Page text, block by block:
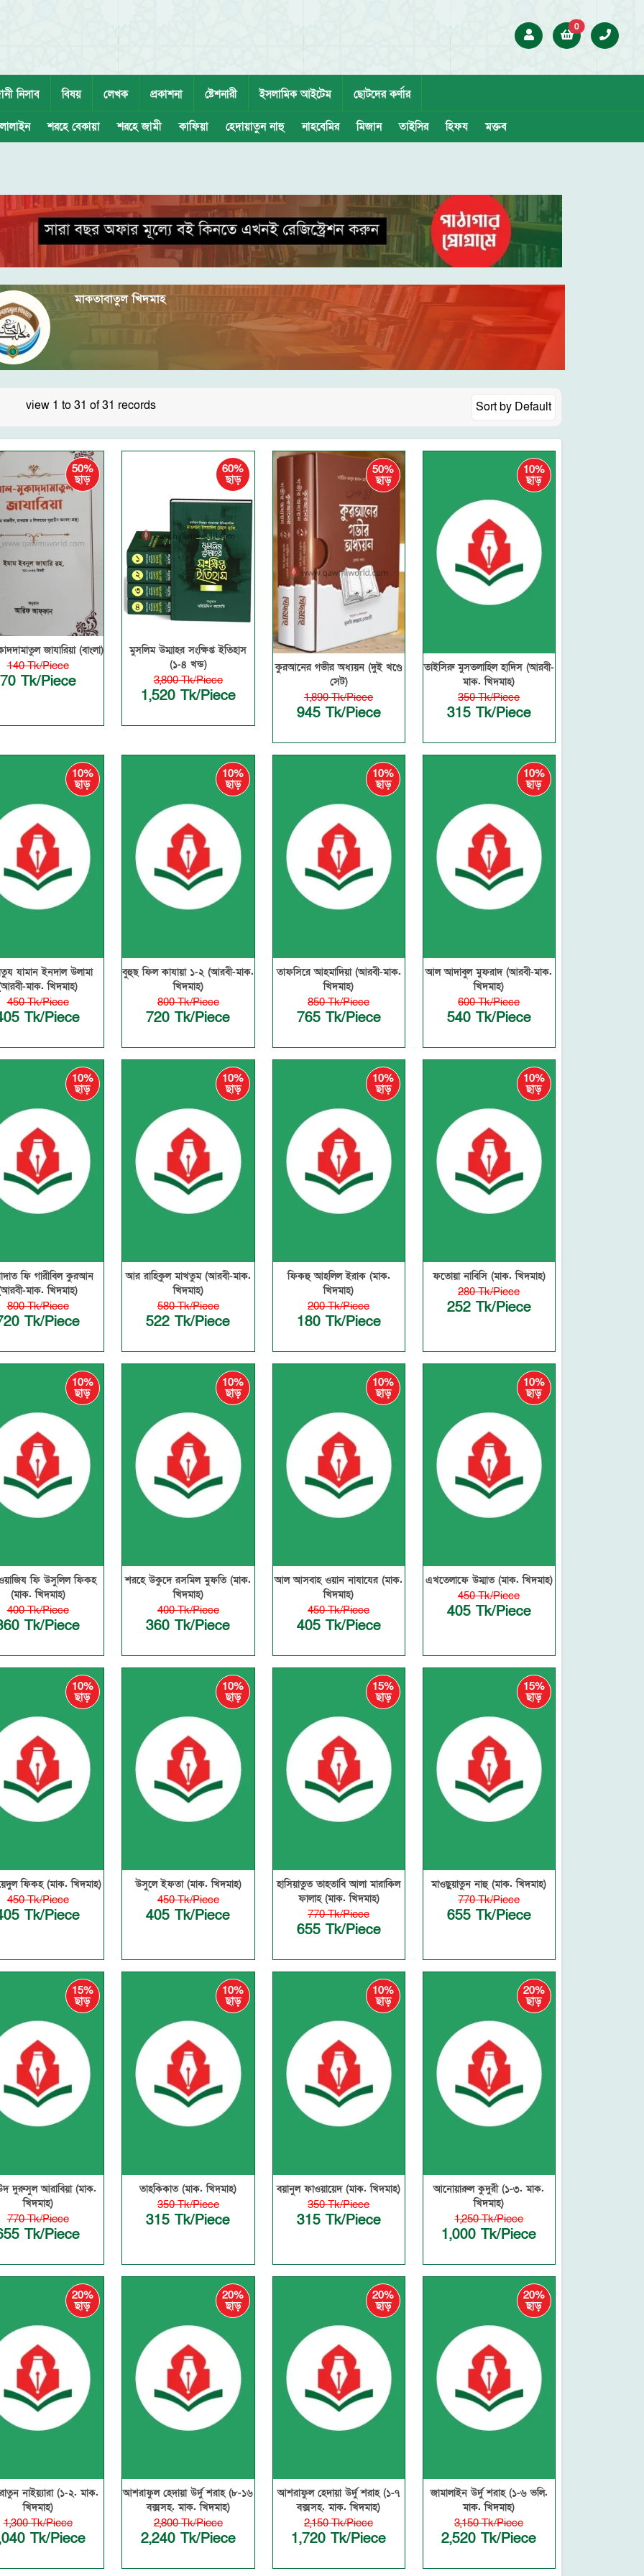
0
নিসাব বিষয় লেখক প্রকাশনা ষ্টেশনারী ইসলামিক আইটেম ছোটদের কর্ণার
শরহে বেকায়া শরহে জামী কাফিয়া হেদায়াতুন নাহু নাহবেমির মিজান তাইসির হিফয মক্তব
মাকতাবাতুল খিদমাহ
view 1 to 31 of 31 records Sort by Default
50%
ছাড়
জাযারিয়া (বাংলা)
140 Tk/Piece
70 Tk/Piece
60%
ছাড়
মুসলিম উম্মাহর সংক্ষিপ্ত ইতিহাস
(১-৪ খন্ড)
3,800 Tk/Piece
1,520 Tk/Piece
50%
ছাড়
কুরআনের গভীর অধ্যয়ন (দুই খণ্ডে
সেট)
1,890 Tk/Piece
945 Tk/Piece
10%
ছাড়
তাইসিরু মুসতলাহিল হাদিস (আরবী-
মাক. খিদমাহ)
350 Tk/Piece
315 Tk/Piece
10%
ছাড়
যামান ইনদাল উলামা
মাক. খিদমাহ)
450 Tk/Piece
Tk/Piece
10%
ছাড়
বুহুছ ফিল কাযায়া ১-২ (আরবী-মাক.
খিদমাহ)
800 Tk/Piece
720 Tk/Piece
10%
ছাড়
তাফসিরে আহমাদিয়া (আরবী-মাক.
খিদমাহ)
850 Tk/Piece
765 Tk/Piece
10%
ছাড়
আল আদাবুল মুফরাদ (আরবী-মাক.
খিদমাহ)
600 Tk/Piece
540 Tk/Piece
10%
ছাড়
ফি গারীবিল কুরআন
মাক. খিদমাহ)
800 Tk/Piece
Tk/Piece
10%
ছাড়
আর রাহিকুল মাখতুম (আরবী-মাক.
খিদমাহ)
580 Tk/Piece
522 Tk/Piece
10%
ছাড়
ফিকহু আহলিল ইরাক (মাক.
খিদমাহ)
200 Tk/Piece
180 Tk/Piece
10%
ছাড়
ফতোয়া নাবিসি (মাক. খিদমাহ)
280 Tk/Piece
252 Tk/Piece
10%
ছাড়
ফি উসুলিল ফিকহ
(মাক. খিদমাহ)
400 Tk/Piece
Tk/Piece
10%
ছাড়
শরহে উকুদে রসমিল মুফতি (মাক.
খিদমাহ)
400 Tk/Piece
360 Tk/Piece
10%
ছাড়
আল আসবাহ ওয়ান নাযাযের (মাক.
খিদমাহ)
450 Tk/Piece
405 Tk/Piece
10%
ছাড়
এখতেলাফে উম্মাত (মাক. খিদমাহ)
450 Tk/Piece
405 Tk/Piece
10%
ছাড়
ফিকহ (মাক. খিদমাহ)
450 Tk/Piece
Tk/Piece
10%
ছাড়
উসুলে ইফতা (মাক. খিদমাহ)
450 Tk/Piece
405 Tk/Piece
15%
ছাড়
হাসিয়াতুত তাহতাবি আলা মারাকিল
ফালাহ (মাক. খিদমাহ)
770 Tk/Piece
655 Tk/Piece
15%
ছাড়
মাওছুয়াতুন নাহু (মাক. খিদমাহ)
770 Tk/Piece
655 Tk/Piece
15%
ছাড়
দুরুসুল আরাবিয়া (মাক.
খিদমাহ)
770 Tk/Piece
Tk/Piece
10%
ছাড়
তাহকিকাত (মাক. খিদমাহ)
350 Tk/Piece
315 Tk/Piece
10%
ছাড়
বয়ানুল ফাওয়ায়েদ (মাক. খিদমাহ)
350 Tk/Piece
315 Tk/Piece
20%
ছাড়
আনোয়ারুল কুদুরী (১-৩. মাক.
খিদমাহ)
1,250 Tk/Piece
1,000 Tk/Piece
20%
ছাড়
নাইয়্যারা (১-২. মাক.
খিদমাহ)
1,300 Tk/Piece
Tk/Piece
20%
ছাড়
আশরাফুল হেদায়া উর্দু শরাহ (৮-১৬
বক্সসহ. মাক. খিদমাহ)
2,800 Tk/Piece
2,240 Tk/Piece
20%
ছাড়
আশরাফুল হেদায়া উর্দু শরাহ (১-৭
বক্সসহ. মাক. খিদমাহ)
2,150 Tk/Piece
1,720 Tk/Piece
20%
ছাড়
জামালাইন উর্দু শরাহ (১-৬ ভলি.
মাক. খিদমাহ)
3,150 Tk/Piece
2,520 Tk/Piece